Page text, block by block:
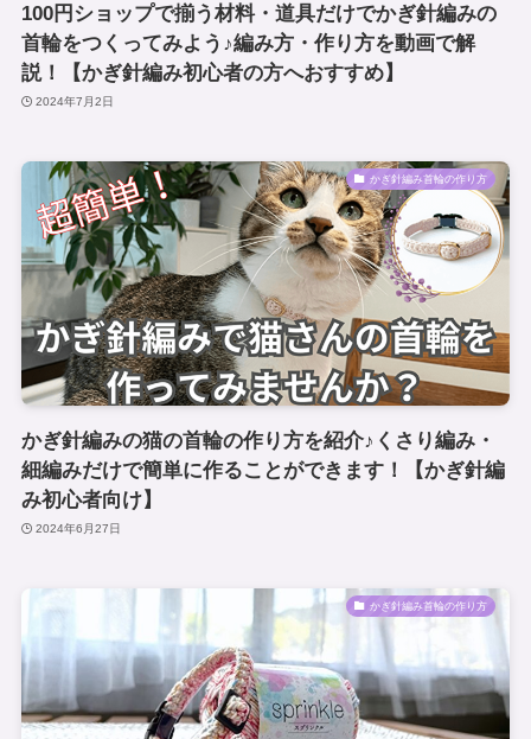
100円ショップで揃う材料・道具だけでかぎ針編みの
首輪をつくってみよう♪編み方・作り方を動画で解
説！【かぎ針編み初心者の方へおすすめ】
2024年7月2日
かぎ針編み首輪の作り方
かぎ針編みの猫の首輪の作り方を紹介♪くさり編み・
細編みだけで簡単に作ることができます！【かぎ針編
み初心者向け】
2024年6月27日
かぎ針編み首輪の作り方